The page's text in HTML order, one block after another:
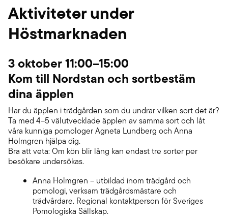
Aktiviteter under
Höstmarknaden
3 oktober 11:00–15:00
Kom till Nordstan och sortbestäm
dina äpplen
Har du äpplen i trädgården som du undrar vilken sort det är?
Ta med 4–5 välutvecklade äpplen av samma sort och låt
våra kunniga pomologer Agneta Lundberg och Anna
Holmgren hjälpa dig.
Bra att veta: Om kön blir lång kan endast tre sorter per
besökare undersökas.
Anna Holmgren – utbildad inom trädgård och
pomologi, verksam trädgårdsmästare och
trädvårdare. Regional kontaktperson för Sveriges
Pomologiska Sällskap.